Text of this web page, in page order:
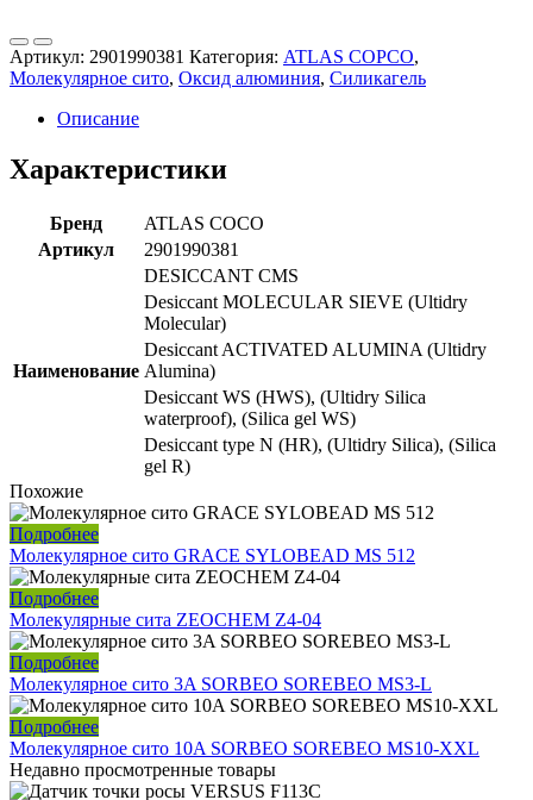
Артикул: 2901990381 Категория: ATLAS COPCO,
Молекулярное сито, Оксид алюминия, Силикагель
Описание
Характеристики
Бренд
ATLAS COCO
Артикул
2901990381
Наименование
DESICCANT CMS
Desiccant MOLECULAR SIEVE (Ultidry
Molecular)
Desiccant ACTIVATED ALUMINA (Ultidry
Alumina)
Desiccant WS (HWS), (Ultidry Silica
waterproof), (Silica gel WS)
Desiccant type N (HR), (Ultidry Silica), (Silica
gel R)
Похожие
Подробнее
Молекулярное сито GRACE SYLOBEAD MS 512
Подробнее
Молекулярные сита ZEOCHEM Z4-04
Подробнее
Молекулярное сито 3A SORBEO SOREBEO MS3-L
Подробнее
Молекулярное сито 10A SORBEO SOREBEO MS10-XXL
Недавно просмотренные товары